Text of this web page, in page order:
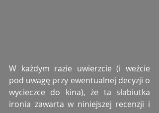
W każdym razie uwierzcie (i weźcie
pod uwagę przy ewentualnej decyzji o
wycieczce do kina), że ta słabiutka
ironia zawarta w niniejszej recenzji i